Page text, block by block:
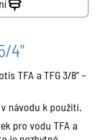
4"
TFA a TFG 3/8“ –
návodu k použití.
pro vodu TFA a